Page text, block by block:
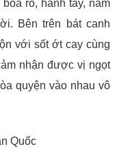
rô, hành tây, nấm
Bên trên bát canh
với sốt ớt cay cùng
nhận được vị ngọt
quyện vào nhau vô